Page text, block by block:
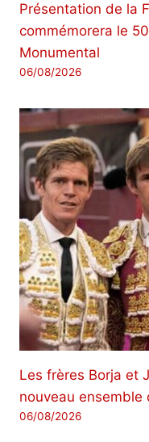
Présentation de la
commémorera le
Monumental
06/08/2026
Les frères Borja et
nouveau ensemble
06/08/2026